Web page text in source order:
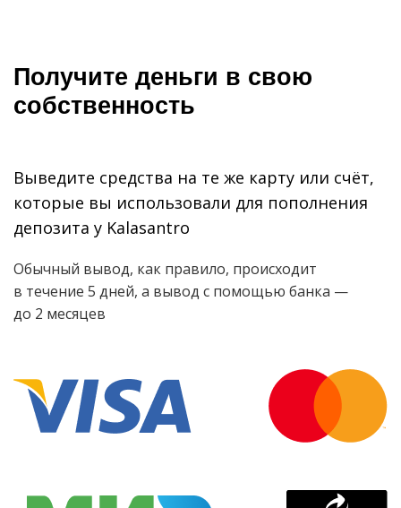
Получите деньги в свою
собственность
Выведите средства на те же карту или счёт,
которые вы использовали для пополнения
депозита у Kalasantro
Обычный вывод, как правило, происходит
в течение 5 дней, а вывод с помощью банка —
до 2 месяцев